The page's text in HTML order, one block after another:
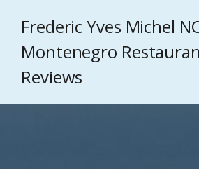
Frederic Yves Michel
Montenegro
Reviews